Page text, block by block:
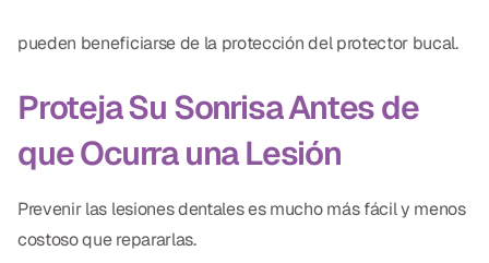
pueden beneficiarse de la protección del protector bucal.
Proteja Su Sonrisa Antes de
que Ocurra una Lesión
Prevenir las lesiones dentales es mucho más fácil y menos
costoso que repararlas.